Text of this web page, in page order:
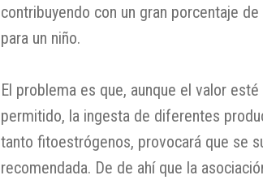
contribuyendo con un gran porcentaje
para un niño.
El problema es que, aunque el valor
permitido, la ingesta de diferentes
tanto fitoestrógenos, provocará que se
recomendada. De de ahí que la